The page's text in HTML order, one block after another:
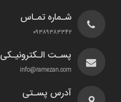
شـماره تمـاس
۰۹۳۸۹۳۸۳۳۴۲
پسـت الـکترونیـکی
info@ramezan.com
آدرس پسـتی